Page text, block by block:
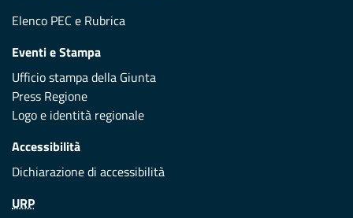
Elenco PEC e Rubrica
Eventi e Stampa
Ufficio stampa della Giunta
Press Regione
Logo e identità regionale
Accessibilità
Dichiarazione di accessibilità
URP